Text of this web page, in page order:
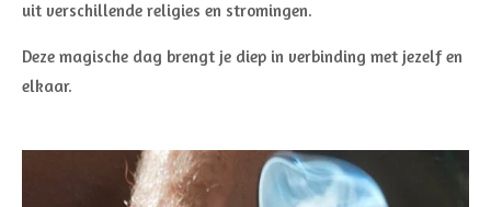
uit verschillende religies en stromingen.
Deze magische dag brengt je diep in verbinding met jezelf en
elkaar.